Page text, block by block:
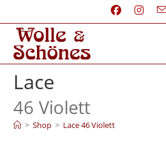
Lace
46 Violett
> Shop > Lace 46 Violett